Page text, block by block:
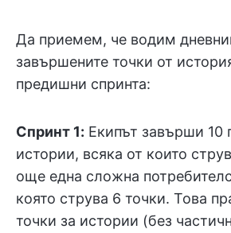
Да приемем, че водим
завършените точки от
предишни спринта:
Спринт 1: Екипът завърши 10
истории, всяка от които
още една сложна
която струва 6 точки. Това
точки за истории (без